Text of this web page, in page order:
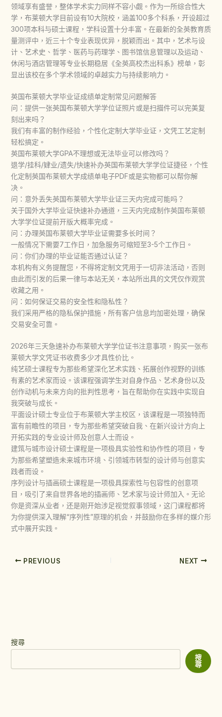
领域享有盛誉，整体学术实力同样不容小觑。作为一所综合性大
学，布莱顿大学目前设有10大院校，涵盖100多个科系，开设超过
300项本科与硕士课程，学科设置十分丰富。在最新的全英教育质
量测评中，近三十个专业表现优异，脱颖而出。其中，艺术与设
计、艺术史、哲学、医药与药理学、图书馆信息管理以及运动、
休闲与酒店管理等专业长期稳居《全英高校杰出科系》榜单，彰
显出该校在多个学术领域的卓越实力与持续影响力。
英国布莱顿大学毕业证成绩单定制常见问题解答
问：提供一张英国布莱顿大学学位证照片或是扫描件可以完美复
刻出来吗？
我们有丰富的制作经验，个性化定制大学毕业证，文凭工艺定制
轻松搞定。
英国布莱顿大学GPA不理想或无法毕业可以修改吗？
退学/挂科/肄业/遗失/快速补办英国布莱顿大学学位证捷径，个性
化定制英国布莱顿大学成绩单电子PDF或是实物都可以帮你解
决。
问：意外丢失英国布莱顿大学毕业证三天内完成可能吗？
关于国外大学毕业证快速补办通道，三天内完成制作英国布莱顿
大学学位证提前开版大概率完成。
问：办理英国布莱顿大学毕业证需要多长时间？
一般情况下需要7工作日，加急服务可缩短至3-5个工作日。
问：你们办理的毕业证能否通过认证？
本机构有义务提醒您，不得将定制文凭用于一切非法活动，否则
由此而引发的后果一律与本站无关，本站所出具的文凭仅作观赏
收藏之用。
问：如何保证交易的安全性和隐私性？
我们采用严格的隐私保护措施，所有客户信息均加密处理，确保
交易安全可靠。
2026年三天急速补办布莱顿大学学位证书注意事项，购买一张布
莱顿大学文凭证书收费多少才具性价比。
纯艺硕士课程专为那些希望深化艺术实践、拓展创作视野的训练
有素的艺术家而设。该课程强调学生对自身作品、艺术身份以及
创作动机与未来方向的批判性思考，旨在帮助你在实践中实现自
我突破与成长。
平面设计硕士专业位于布莱顿大学主校区，该课程是一项独特而
富有前瞻性的项目，专为那些希望突破自我、在新兴设计方向上
开拓实践的专业设计师及创意人士而设。
建筑与城市设计硕士课程是一项极具实验性和协作性的项目，专
为那些希望塑造未来城市环境、引领城市转型的设计师与创意实
践者而设。
序列设计与插画硕士课程是一项极具探索性与包容性的创意项
目，吸引了来自世界各地的插画师、艺术家与设计师加入。无论
你是资深从业者，还是刚开始涉足视觉叙事领域，这门课程都将
为你提供深入理解“序列性”原理的机会，并鼓励你在多样的媒介形
式中展开实践。
PREVIOUS NEXT
搜尋
搜
尋